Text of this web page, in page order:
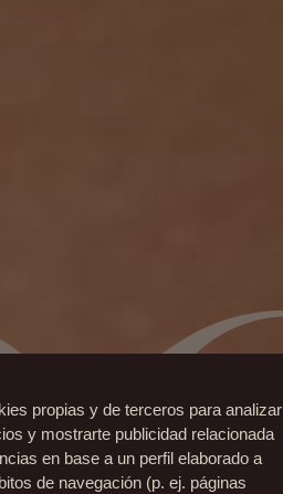
propias y de terceros para analizar
y mostrarte publicidad relacionada
en base a un perfil elaborado a
de navegación (p. ej. páginas